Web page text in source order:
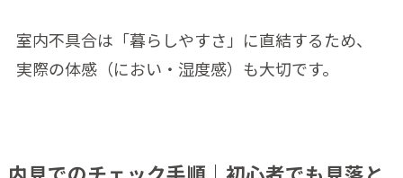
室内不具合は「暮らしやすさ」に直結するため、
実際の体感（におい・湿度感）も大切です。